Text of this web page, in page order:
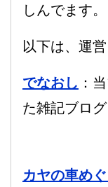
しんでます。
以下は、運
でなおし ：
た雑記ブログ
カヤの車め